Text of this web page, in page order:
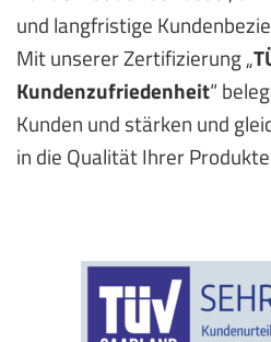
und langfristige
Mit unserer Zertifizierung „
Kundenzufriedenheit“
Kunden und stärken und
in die Qualität Ihrer